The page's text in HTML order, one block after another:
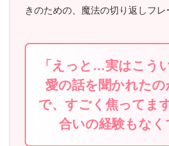
きのための、魔法の切り返しフレ
「えっと…実はこう
愛の話を聞かれたの
で、すごく焦ってま
合いの経験もなく